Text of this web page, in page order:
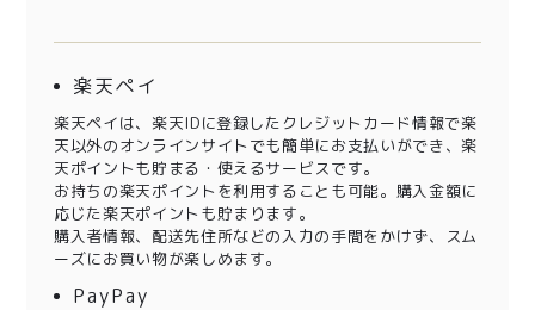
楽天ペイ
楽天ペイは、楽天IDに登録したクレジットカード情報で楽
天以外のオンラインサイトでも簡単にお支払いができ、楽
天ポイントも貯まる・使えるサービスです。
お持ちの楽天ポイントを利用することも可能。購入金額に
応じた楽天ポイントも貯まります。
購入者情報、配送先住所などの入力の手間をかけず、スム
ーズにお買い物が楽しめます。
PayPay